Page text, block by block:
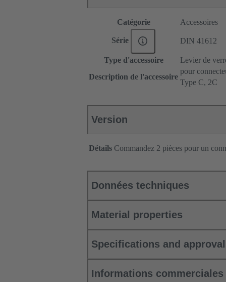
Catégorie Accessoires
Série DIN 41612
Type d'accessoire
Levier de
Description de l'accessoire
pour
Type C, 2C
Version
Détails Commandez 2 pièces pour un
Données techniques
Material properties
Specifications and
Informations commerciales